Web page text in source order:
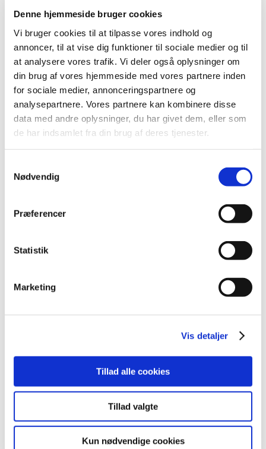
Denne hjemmeside bruger cookies
Vi bruger cookies til at tilpasse vores indhold og
annoncer, til at vise dig funktioner til sociale medier og til
at analysere vores trafik. Vi deler også oplysninger om
din brug af vores hjemmeside med vores partnere inden
for sociale medier, annonceringspartnere og
analysepartnere. Vores partnere kan kombinere disse
data med andre oplysninger, du har givet dem, eller som
de har indsamlet fra din brug af deres tjenester.
Nødvendig
Præferencer
Statistik
Marketing
Vis detaljer
Tillad alle cookies
Tillad valgte
Kun nødvendige cookies
steroide antiinflammatoriske midler)
| 9. november 2022
På baggrund af anbefaling fra den europæiske
bivirkningskomité PRAC har koordinationsgruppen for
…
Nomegestrolacetat* og chlormadinonacetat:
Tiltag for at mindske risiko for meningeom
|8. november 2022 |
Der er en øget risiko for at udvikle meningeom (enkelt
MedSafetyWeek: Vigtigt at være opmærksom
|8. november 2022
Medicin, der sælges i Danmark, er sikker og velundersøgt
kliniske forsøg med lægemidler registreres i
den europæiske database EudraVigilance for
I forbindelse med overgangen til den nye EU-forordning
Praksisændring for Lægemiddelstyrelsens
inspektioner
Lægemiddelstyrelsen har påbegyndt implementering af
det elektroniske underskriftssystem (Penneo). Fra 1.